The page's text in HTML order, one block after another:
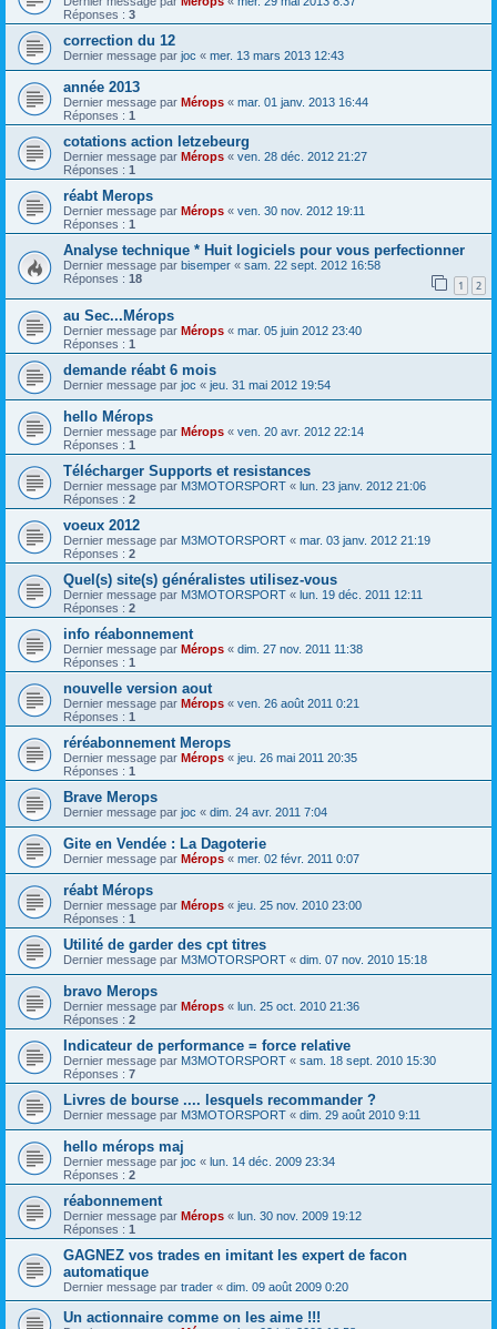
Réponses : 3
correction du 12
Dernier message par joc « mer. 13 mars 2013 12:43
année 2013
Dernier message par Mérops « mar. 01 janv. 2013 16:44
Réponses : 1
cotations action letzebeurg
Dernier message par Mérops « ven. 28 déc. 2012 21:27
Réponses : 1
réabt Merops
Dernier message par Mérops « ven. 30 nov. 2012 19:11
Réponses : 1
Analyse technique * Huit logiciels pour vous perfectionner
Dernier message par bisemper « sam. 22 sept. 2012 16:58
Réponses : 18 1 2
au Sec...Mérops
Dernier message par Mérops « mar. 05 juin 2012 23:40
Réponses : 1
demande réabt 6 mois
Dernier message par joc « jeu. 31 mai 2012 19:54
hello Mérops
Dernier message par Mérops « ven. 20 avr. 2012 22:14
Réponses : 1
Télécharger Supports et resistances
Dernier message par M3MOTORSPORT « lun. 23 janv. 2012 21:06
Réponses : 2
voeux 2012
Dernier message par M3MOTORSPORT « mar. 03 janv. 2012 21:19
Réponses : 2
Quel(s) site(s) généralistes utilisez-vous
Dernier message par M3MOTORSPORT « lun. 19 déc. 2011 12:11
Réponses : 2
info réabonnement
Dernier message par Mérops « dim. 27 nov. 2011 11:38
Réponses : 1
nouvelle version aout
Dernier message par Mérops « ven. 26 août 2011 0:21
Réponses : 1
réréabonnement Merops
Dernier message par Mérops « jeu. 26 mai 2011 20:35
Réponses : 1
Brave Merops
Dernier message par joc « dim. 24 avr. 2011 7:04
Gite en Vendée : La Dagoterie
Dernier message par Mérops « mer. 02 févr. 2011 0:07
réabt Mérops
Dernier message par Mérops « jeu. 25 nov. 2010 23:00
Réponses : 1
Utilité de garder des cpt titres
Dernier message par M3MOTORSPORT « dim. 07 nov. 2010 15:18
bravo Merops
Dernier message par Mérops « lun. 25 oct. 2010 21:36
Réponses : 2
Indicateur de performance = force relative
Dernier message par M3MOTORSPORT « sam. 18 sept. 2010 15:30
Réponses : 7
Livres de bourse .... lesquels recommander ?
Dernier message par M3MOTORSPORT « dim. 29 août 2010 9:11
hello mérops maj
Dernier message par joc « lun. 14 déc. 2009 23:34
Réponses : 2
réabonnement
Dernier message par Mérops « lun. 30 nov. 2009 19:12
Réponses : 1
GAGNEZ vos trades en imitant les expert de facon
automatique
Dernier message par trader « dim. 09 août 2009 0:20
Un actionnaire comme on les aime !!!